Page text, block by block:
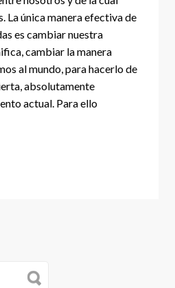
La única manera efectiva de
es cambiar nuestra
cambiar la manera
al mundo, para hacerlo de
absolutamente
actual. Para ello